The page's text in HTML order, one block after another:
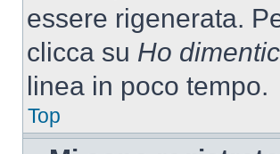
essere rigenerata.
clicca su Ho
linea in poco tempo.
Top